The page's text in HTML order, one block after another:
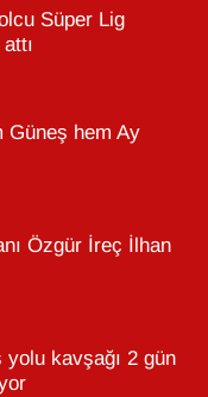
Süper Lig
Güneş hem Ay
Özgür İreç İlhan
kavşağı 2 gün